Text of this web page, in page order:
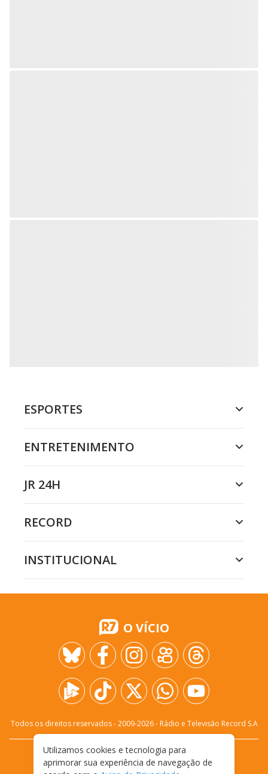
ESPORTES
ENTRETENIMENTO
JR 24H
RECORD
INSTITUCIONAL
O VÍCIO
Todos os direitos reservados - 2009-2026- Rádio e Televisão Record S.A
FALE CONOSCO
PRIVACIDADE
TERMOS E CONDIÇÕES DE USO
Utilizamos cookies e tecnologia para
aprimorar sua experiência de navegação de